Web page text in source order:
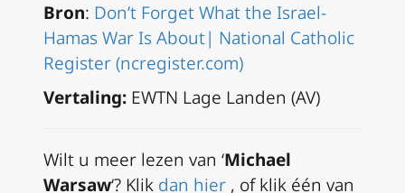
Bron: Don’t Forget What the Israel-
Hamas War Is About| National Catholic
Register (ncregister.com)
Vertaling: EWTN Lage Landen (AV)
Wilt u meer lezen van ‘Michael
Warsaw‘? Klik dan hier , of klik één van